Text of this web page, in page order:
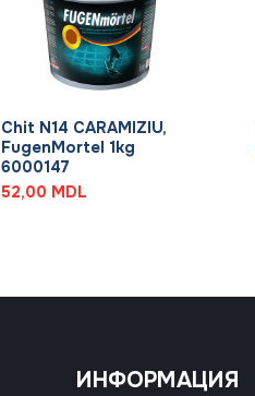
Chit N14 CARAMIZIU,
FugenMortel 1kg
6000147
52,00 MDL
ИНФОРМАЦИЯ